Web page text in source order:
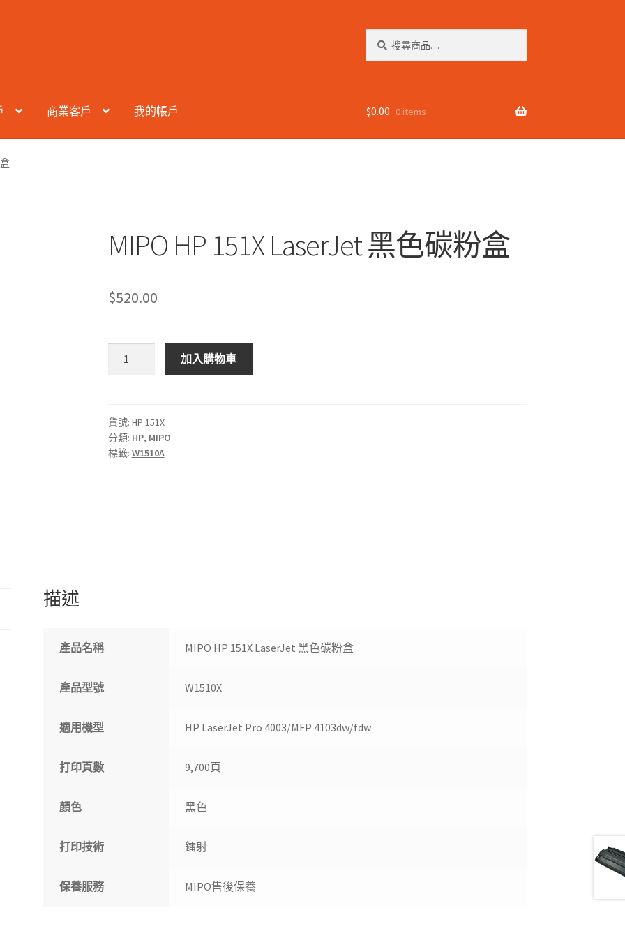
商業客戶 我的帳戶 $0.00 0 items
MIPO HP 151X LaserJet 黑色碳粉盒
$520.00
黑
色
碳
加入購物車
貨號: HP 151X
分類: HP, MIPO
標籤: W1510A
描述
產品名稱 MIPO HP 151X LaserJet 黑色碳粉盒
產品型號 W1510X
適用機型 HP LaserJet Pro 4003/MFP 4103dw/fdw
打印頁數 9,700頁
顏色 黑色
打印技術 鐳射
保養服務 MIPO售後保養